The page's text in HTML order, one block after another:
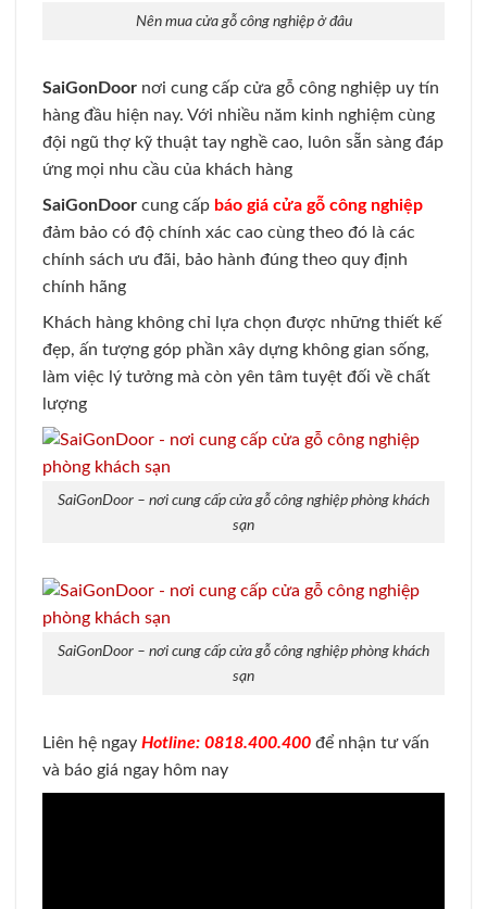
Nên mua cửa gỗ công nghiệp ở đâu
SaiGonDoor nơi cung cấp cửa gỗ công nghiệp uy tín
hàng đầu hiện nay. Với nhiều năm kinh nghiệm cùng
đội ngũ thợ kỹ thuật tay nghề cao, luôn sẵn sàng đáp
ứng mọi nhu cầu của khách hàng
SaiGonDoor cung cấp báo giá cửa gỗ công nghiệp
đảm bảo có độ chính xác cao cùng theo đó là các
chính sách ưu đãi, bảo hành đúng theo quy định
chính hãng
Khách hàng không chỉ lựa chọn được những thiết kế
đẹp, ấn tượng góp phần xây dựng không gian sống,
làm việc lý tưởng mà còn yên tâm tuyệt đối về chất
lượng
SaiGonDoor – nơi cung cấp cửa gỗ công nghiệp phòng khách
sạn
SaiGonDoor – nơi cung cấp cửa gỗ công nghiệp phòng khách
sạn
Liên hệ ngay Hotline: 0818.400.400 để nhận tư vấn
và báo giá ngay hôm nay